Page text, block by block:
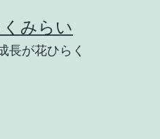
みらい
長が花ひらく